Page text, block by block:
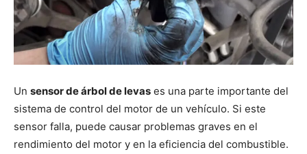
Un sensor de árbol de levas es una parte importante del
sistema de control del motor de un vehículo. Si este
sensor falla, puede causar problemas graves en el
rendimiento del motor y en la eficiencia del combustible.